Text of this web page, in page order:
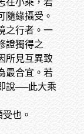
在小乘，若
隨緣攝受。
之行者。一
證獨得之
所見互異致
最合宜。若
說──此大乘
也。